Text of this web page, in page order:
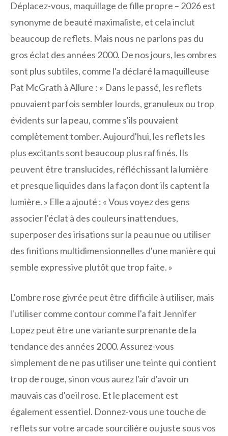
Déplacez-vous, maquillage de fille propre – 2026 est
synonyme de beauté maximaliste, et cela inclut
beaucoup de reflets. Mais nous ne parlons pas du
gros éclat des années 2000. De nos jours, les ombres
sont plus subtiles, comme l'a déclaré la maquilleuse
Pat McGrath à Allure : « Dans le passé, les reflets
pouvaient parfois sembler lourds, granuleux ou trop
évidents sur la peau, comme s'ils pouvaient
complètement tomber. Aujourd'hui, les reflets les
plus excitants sont beaucoup plus raffinés. Ils
peuvent être translucides, réfléchissant la lumière
et presque liquides dans la façon dont ils captent la
lumière. » Elle a ajouté : « Vous voyez des gens
associer l'éclat à des couleurs inattendues,
superposer des irisations sur la peau nue ou utiliser
des finitions multidimensionnelles d'une manière qui
semble expressive plutôt que trop faite. »
L'ombre rose givrée peut être difficile à utiliser, mais
l'utiliser comme contour comme l'a fait Jennifer
Lopez peut être une variante surprenante de la
tendance des années 2000. Assurez-vous
simplement de ne pas utiliser une teinte qui contient
trop de rouge, sinon vous aurez l'air d'avoir un
mauvais cas d'oeil rose. Et le placement est
également essentiel. Donnez-vous une touche de
reflets sur votre arcade sourcilière ou juste sous vos